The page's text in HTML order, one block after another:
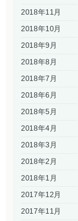
2018年11月
2018年10月
2018年9月
2018年8月
2018年7月
2018年6月
2018年5月
2018年4月
2018年3月
2018年2月
2018年1月
2017年12月
2017年11月